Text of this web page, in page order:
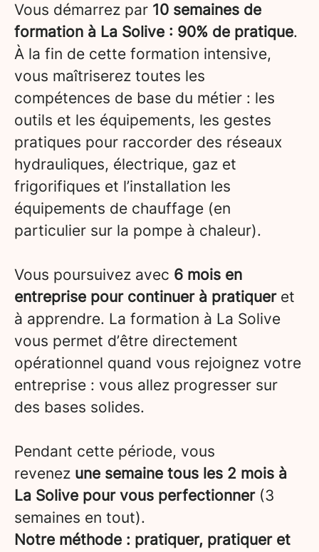
Vous démarrez par 10 semaines de
formation à La Solive : 90% de pratique.
À la fin de cette formation intensive,
vous maîtriserez toutes les
compétences de base du métier : les
outils et les équipements, les gestes
pratiques pour raccorder des réseaux
hydrauliques, électrique, gaz et
frigorifiques et l’installation les
équipements de chauffage (en
particulier sur la pompe à chaleur).
Vous poursuivez avec 6 mois en
entreprise pour continuer à pratiqueret
à apprendre. La formation à La Solive
vous permet d’être directement
opérationnel quand vous rejoignez votre
entreprise : vous allez progresser sur
des bases solides.
Pendant cette période, vous
revenez une semaine tous les 2 mois à
La Solive pour vous perfectionner(3
semaines en tout).
Notre méthode : pratiquer, pratiquer et